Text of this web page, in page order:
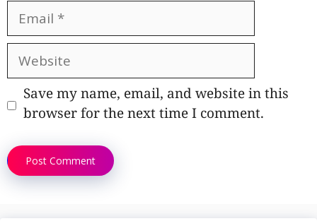
Email
Website
Save my name, email, and website in this
browser for the next time I comment.